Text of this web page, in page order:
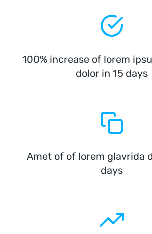
100% increase of lorem
dolor in 15 days
Amet of of lorem glavrida
days